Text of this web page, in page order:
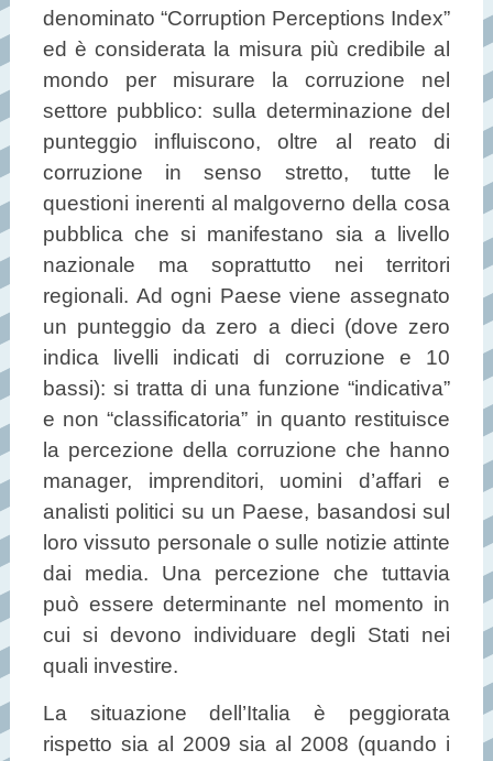
denominato “Corruption Perceptions Index”
ed è considerata la misura più credibile al
mondo per misurare la corruzione nel
settore pubblico: sulla determinazione del
punteggio influiscono, oltre al reato di
corruzione in senso stretto, tutte le
questioni inerenti al malgoverno della cosa
pubblica che si manifestano sia a livello
nazionale ma soprattutto nei territori
regionali. Ad ogni Paese viene assegnato
un punteggio da zero a dieci (dove zero
indica livelli indicati di corruzione e 10
bassi): si tratta di una funzione “indicativa”
e non “classificatoria” in quanto restituisce
la percezione della corruzione che hanno
manager, imprenditori, uomini d’affari e
analisti politici su un Paese, basandosi sul
loro vissuto personale o sulle notizie attinte
dai media. Una percezione che tuttavia
può essere determinante nel momento in
cui si devono individuare degli Stati nei
quali investire.
La situazione dell’Italia è peggiorata
rispetto sia al 2009 sia al 2008 (quando i